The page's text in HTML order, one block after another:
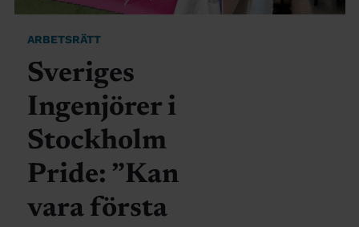
ARBETSRÄTT
Sveriges
Ingenjörer i
Stockholm
Pride: ”Kan
vara första